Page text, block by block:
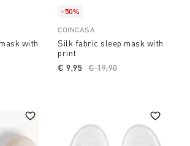
with
from
-50%
COINCASA
Silk fabric sleep mask with
print
Price reduced from
€ 19,90to
€ 9,95